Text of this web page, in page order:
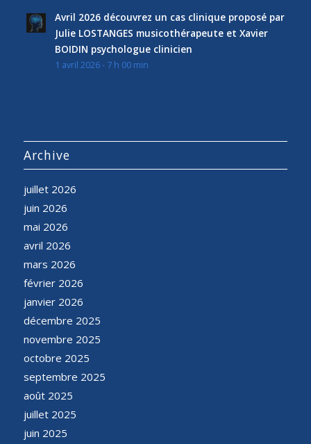
Avril 2026 découvrez un cas clinique proposé par
Julie LOSTANGES musicothérapeute et Xavier
BOIDIN psychologue clinicien
1 avril 2026 - 7 h 00 min
Archive
juillet 2026
juin 2026
mai 2026
avril 2026
mars 2026
février 2026
janvier 2026
décembre 2025
novembre 2025
octobre 2025
septembre 2025
août 2025
juillet 2025
juin 2025